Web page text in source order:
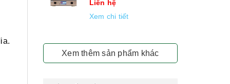
Liên hệ
Xem chi tiết
Xem thêm sản phẩm khác